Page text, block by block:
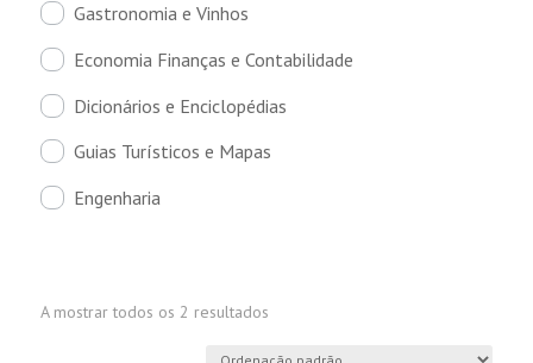
Gastronomia e Vinhos
Economia Finanças e Contabilidade
Dicionários e Enciclopédias
Guias Turísticos e Mapas
Engenharia
A mostrar todos os 2 resultados